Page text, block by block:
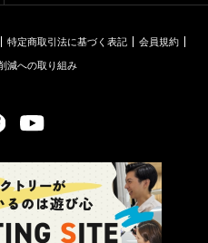
特定商取引法に基づく表記 会員規約
減への取り組み